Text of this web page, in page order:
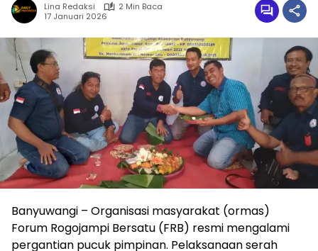
Lina Redaksi
2 Min Baca
17 Januari 2026
Banyuwangi – Organisasi masyarakat (ormas)
Forum Rogojampi Bersatu (FRB) resmi mengalami
pergantian pucuk pimpinan. Pelaksanaan serah